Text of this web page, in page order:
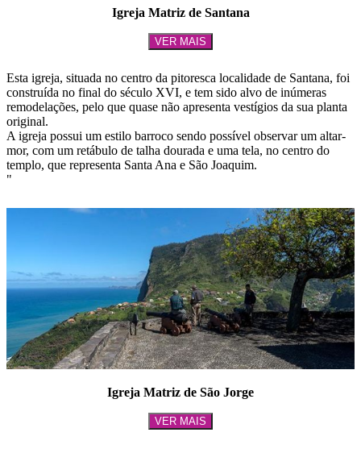
Igreja Matriz de Santana
VER MAIS
Esta igreja, situada no centro da pitoresca localidade de Santana, foi
construída no final do século XVI, e tem sido alvo de inúmeras
remodelações, pelo que quase não apresenta vestígios da sua planta
original.
A igreja possui um estilo barroco sendo possível observar um altar-
mor, com um retábulo de talha dourada e uma tela, no centro do
templo, que representa Santa Ana e São Joaquim.
"
Igreja Matriz de São Jorge
VER MAIS